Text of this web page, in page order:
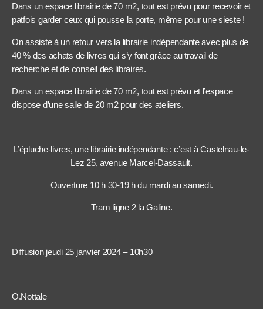
Dans un espace librairie de 70 m2, tout est prévu pour recevoir et
patfois garder ceux qui pousse la porte, même pour une sieste !
On assiste à un retour vers la librairie indépendante avec plus de
40 % des achats de livres qui s’y font grâce au travail de
recherche et de conseil des libraires.
Dans un espace librairie de 70 m2, tout est prévu et l’espace
dispose d’une salle de 20 m2 pour des ateliers.
L’épluche-livres, une librairie indépendante : c’est à Castelnau-le-
Lez 25, avenue Marcel-Dassault.
Ouverture 10 h 30-19 h du mardi au samedi.
Tram ligne 2 la Galine.
Diffusion jeudi 25 janvier 2024 – 10h30
O.Nottale